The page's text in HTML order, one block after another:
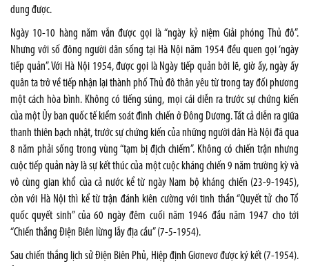
dung được.
Ngày 10-10 hàng năm vẫn được gọi là “ngày kỷ niệm Giải phóng Thủ đô”.
Nhưng với số đông người dân sống tại Hà Nội năm 1954 đều quen gọi ‘ngày
tiếp quản”. Với Hà Nội 1954, được gọi là Ngày tiếp quản bởi lẽ, giờ ấy, ngày ấy
quân ta trở về tiếp nhận lại thành phố Thủ đô thân yêu từ trong tay đối phương
một cách hòa bình. Không có tiếng súng, mọi cái diễn ra trước sự chứng kiến
của một Ủy ban quốc tế kiểm soát đình chiến ở Đông Dương. Tất cả diễn ra giữa
thanh thiên bạch nhật, trước sự chứng kiến của những người dân Hà Nội đã qua
8 năm phải sống trong vùng “tạm bị địch chiếm”. Không có chiến trận nhưng
cuộc tiếp quản này là sự kết thúc của một cuộc kháng chiến 9 năm trường kỳ và
vô cùng gian khổ của cả nước kể từ ngày Nam bộ kháng chiến (23-9-1945),
còn với Hà Nội thì kể từ trận đánh kiên cường với tinh thần “Quyết tử cho Tổ
quốc quyết sinh” của 60 ngày đêm cuối năm 1946 đầu năm 1947 cho tới
“Chiến thắng Điện Biên lừng lẫy địa cầu” (7-5-1954).
Sau chiến thắng lịch sử Điện Biên Phủ, Hiệp định Giơnevơ được ký kết (7-1954).